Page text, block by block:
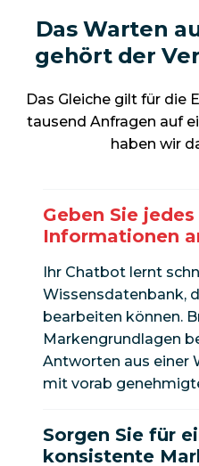
Das Warten
gehört der
Das Gleiche gilt für die
tausend Anfragen auf
haben wir
Geben Sie
Informationen
Ihr Chatbot lernt
Wissensdatenbank,
bearbeiten können.
Markengrundlagen
Antworten aus einer
mit vorab
Sorgen Sie für
konsistente